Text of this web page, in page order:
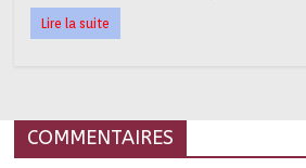
Lire la suite
COMMENTAIRES